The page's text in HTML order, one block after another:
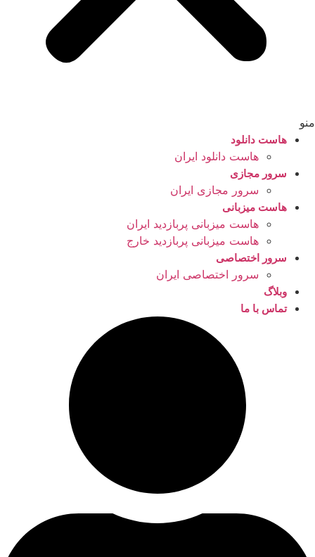
منو
هاست دانلود
هاست دانلود ایران
سرور مجازی
سرور مجازی ایران
هاست میزبانی
هاست میزبانی پربازدید ایران
هاست میزبانی پربازدید خارج
سرور اختصاصی
سرور اختصاصی ایران
وبلاگ
تماس با ما